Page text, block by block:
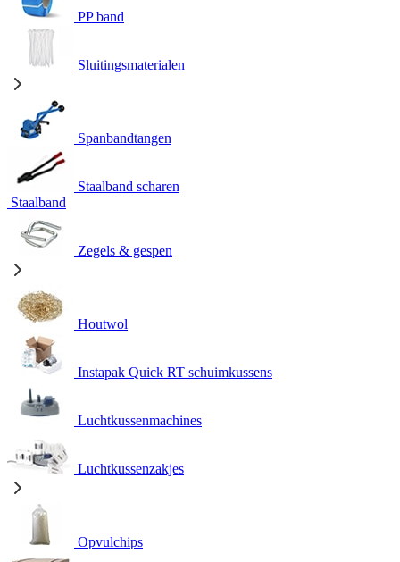
PP band
Sluitingsmaterialen
Spanbandtangen
Staalband scharen
Staalband
Zegels & gespen
Houtwol
Instapak Quick RT schuimkussens
Luchtkussenmachines
Luchtkussenzakjes
Opvulchips